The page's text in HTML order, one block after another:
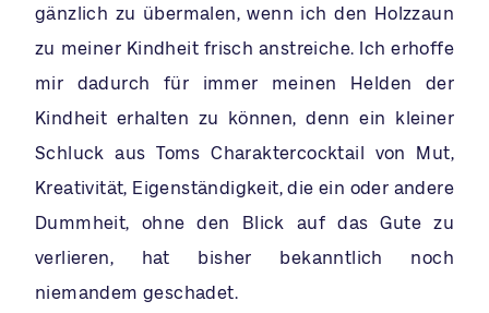
gänzlich zu übermalen, wenn ich den Holzzaun
zu meiner Kindheit frisch anstreiche. Ich erhoffe
mir dadurch für immer meinen Helden der
Kindheit erhalten zu können, denn ein kleiner
Schluck aus Toms Charaktercocktail von Mut,
Kreativität, Eigenständigkeit, die ein oder andere
Dummheit, ohne den Blick auf das Gute zu
verlieren, hat bisher bekanntlich noch
niemandem geschadet.